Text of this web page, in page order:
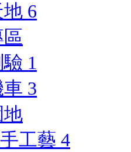
地 6
1
3
地
工藝 4